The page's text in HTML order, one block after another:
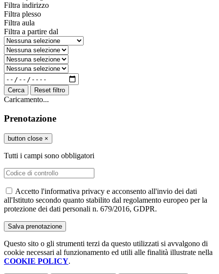
Filtra indirizzo
Filtra plesso
Filtra aula
Filtra a partire dal
Cerca Reset filtro
Caricamento...
Prenotazione
button close ×
Tutti i campi sono obbligatori
Accetto l'informativa privacy e acconsento all'invio dei dati
all'Istituto secondo quanto stabilito dal regolamento europeo per la
protezione dei dati personali n. 679/2016, GDPR.
Questo sito o gli strumenti terzi da questo utilizzati si avvalgono di
cookie necessari al funzionamento ed utili alle finalità illustrate nella
COOKIE POLICY.